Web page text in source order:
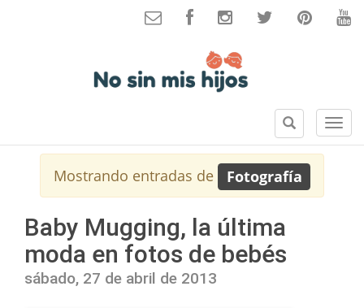
S
e
B
u
s
c
a
Mostrando entradas de Fotografía
Baby Mugging, la última
moda en fotos de bebés
sábado, 27 de abril de 2013